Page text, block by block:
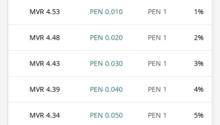
1%
1 PEN
0.010 PEN
4.53 MVR
2%
1 PEN
0.020 PEN
4.48 MVR
3%
1 PEN
0.030 PEN
4.43 MVR
4%
1 PEN
0.040 PEN
4.39 MVR
5%
1 PEN
0.050 PEN
4.34 MVR